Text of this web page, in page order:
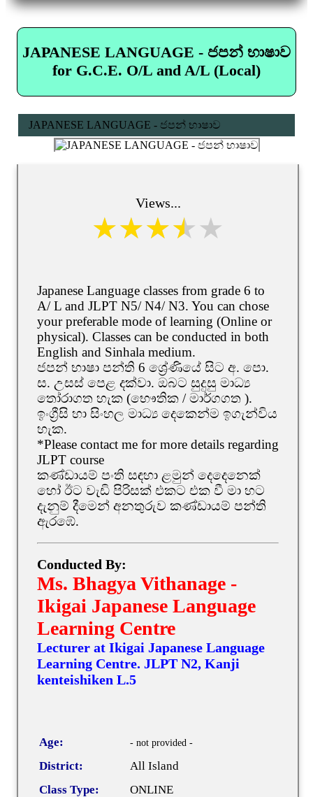
JAPANESE LANGUAGE - ජපන් භාෂාව
for G.C.E. O/L and A/L (Local)
JAPANESE LANGUAGE - ජපන් භාෂාව
Views...
Japanese Language classes from grade 6 to
A/ L and JLPT N5/ N4/ N3. You can chose
your preferable mode of learning (Online or
physical). Classes can be conducted in both
English and Sinhala medium.
ජපන් භාෂා පන්ති 6 ශ්‍රේණියේ සිට අ. පො.
ස. උසස් පෙළ දක්වා. ඔබට සුදුසු මාධ්‍ය
තෝරාගත හැක (භෞතික / මාර්ගගත ).
ඉංග්‍රීසි හා සිංහල මාධ්‍ය දෙකෙන්ම ඉගැන්විය
හැක.
*Please contact me for more details regarding
JLPT course
කණ්ඩායම් පංති සඳහා ළමුන් දෙදෙනෙක්
හෝ ඊට වැඩි පිරිසක් එකට එක වී මා හට
දැනුම් දීමෙන් අනතුරුව කණ්ඩායම් පන්ති
ඇරඹේ.
Conducted By:
Ms. Bhagya Vithanage -
Ikigai Japanese Language
Learning Centre
Lecturer at Ikigai Japanese Language
Learning Centre. JLPT N2, Kanji
kenteishiken L.5
Age: - not provided -
District:
All Island
Class Type:
ONLINE